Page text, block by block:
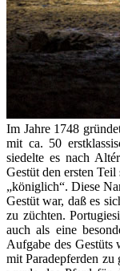
Im Jahre 1748
mit ca. 50
siedelte es nach
Gestüt den ersten Teil
„königlich“. Diese
Gestüt war, daß es
zu züchten.
auch als eine
Aufgabe des Gestüts
mit Paradepferden zu